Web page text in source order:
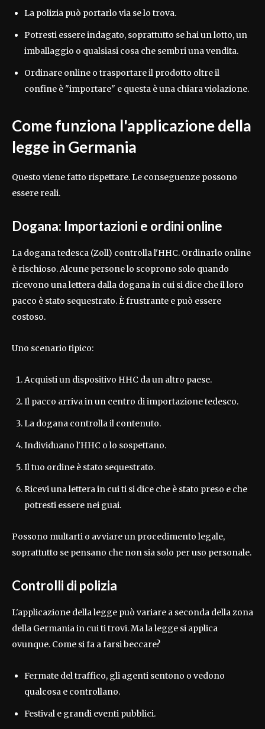
La polizia può portarlo via se lo trova.
Potresti essere indagato, soprattutto se hai un lotto, un
imballaggio o qualsiasi cosa che sembri una vendita.
Ordinare online o trasportare il prodotto oltre il
confine è "importare" e questa è una chiara violazione.
Come funziona l'applicazione della
legge in Germania
Questo viene fatto rispettare. Le conseguenze possono
essere reali.
Dogana: Importazioni e ordini online
La dogana tedesca (Zoll) controlla l'HHC. Ordinarlo online
è rischioso. Alcune persone lo scoprono solo quando
ricevono una lettera dalla dogana in cui si dice che il loro
pacco è stato sequestrato. È frustrante e può essere
costoso.
Uno scenario tipico:
Acquisti un dispositivo HHC da un altro paese.
Il pacco arriva in un centro di importazione tedesco.
La dogana controlla il contenuto.
Individuano l'HHC o lo sospettano.
Il tuo ordine è stato sequestrato.
Ricevi una lettera in cui ti si dice che è stato preso e che
potresti essere nei guai.
Possono multarti o avviare un procedimento legale,
soprattutto se pensano che non sia solo per uso personale.
Controlli di polizia
L'applicazione della legge può variare a seconda della zona
della Germania in cui ti trovi. Ma la legge si applica
ovunque. Come si fa a farsi beccare?
Fermate del traffico, gli agenti sentono o vedono
qualcosa e controllano.
Festival e grandi eventi pubblici.